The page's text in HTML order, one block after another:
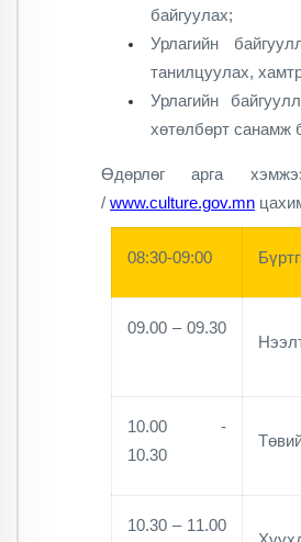
байгуулах;
Урлагийн
танилцуулах,
Урлагийн
хөтөлбөрт санамж
Өдөрлөг арга
/ www.culture.gov.mn
08:30-09:00
09.00 – 09.30
10.00 -
10.30
10.30 – 11.00